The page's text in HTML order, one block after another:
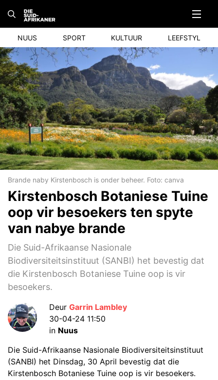
content
NUUS SPORT KULTUUR LEEFSTYL
Brande naby Kirstenbosch is onder beheer. Foto: canva
Kirstenbosch Botaniese Tuine
oop vir besoekers ten spyte
van nabye brande
Die Suid-Afrikaanse Nasionale
Biodiversiteitsinstituut (SANBI) het bevestig dat
die Kirstenbosch Botaniese Tuine oop is vir
besoekers.
Deur Garrin Lambley
30-04-24 11:50
in Nuus
Die Suid-Afrikaanse Nasionale Biodiversiteitsinstituut
(SANBI) het Dinsdag, 30 April bevestig dat die
Kirstenbosch Botaniese Tuine oop is vir besoekers.